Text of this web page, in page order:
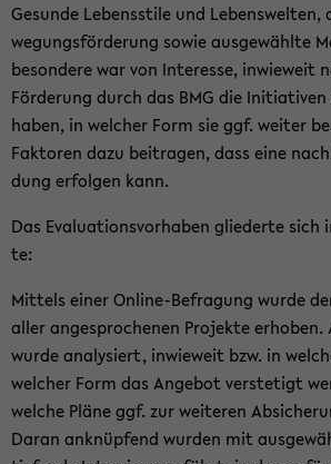
Ge­sun­de Le­bens­sti­le und
we­gungs­för­de­rung sowie aus­ge­wähl­te
be­son­de­re war von In­ter­es­se, in­wie­weit
För­de­rung durch das BMG die
haben, in wel­cher Form sie ggf. wei­ter
Fak­to­ren dazu bei­tra­gen, dass eine
dung er­fol­gen kann.
Das Eva­lua­ti­ons­vor­ha­ben glie­der­te
te:
Mit­tels einer Online-​Befragung wurde
aller an­ge­spro­che­nen Pro­jek­te er­ho­ben.
wurde ana­ly­siert, in­wie­weit bzw. in
wel­cher Form das An­ge­bot ver­ste­tigt
wel­che Pläne ggf. zur wei­te­ren
Daran an­knüp­fend wur­den mit